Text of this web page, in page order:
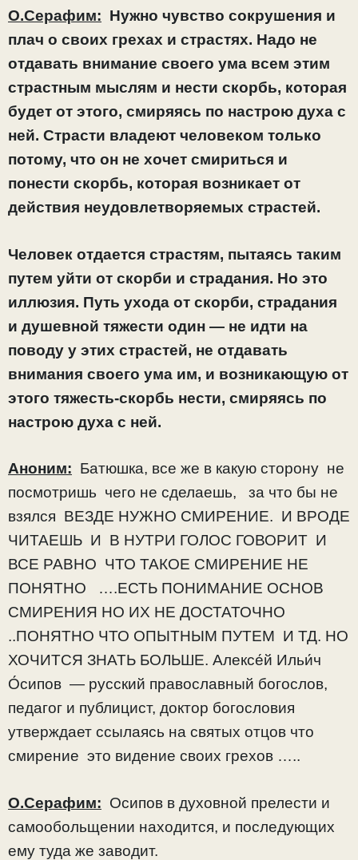
О.Серафим: Нужно чувство сокрушения и
плач о своих грехах и страстях. Надо не
отдавать внимание своего ума всем этим
страстным мыслям и нести скорбь, которая
будет от этого, смиряясь по настрою духа с
ней. Страсти владеют человеком только
потому, что он не хочет смириться и
понести скорбь, которая возникает от
действия неудовлетворяемых страстей.
Человек отдается страстям, пытаясь таким
путем уйти от скорби и страдания. Но это
иллюзия. Путь ухода от скорби, страдания
и душевной тяжести один — не идти на
поводу у этих страстей, не отдавать
внимания своего ума им, и возникающую от
этого тяжесть-скорбь нести, смиряясь по
настрою духа с ней.
Аноним: Батюшка, все же в какую сторону не
посмотришь чего не сделаешь, за что бы не
взялся ВЕЗДЕ НУЖНО СМИРЕНИЕ. И ВРОДЕ
ЧИТАЕШЬ И В НУТРИ ГОЛОС ГОВОРИТ И
ВСЕ РАВНО ЧТО ТАКОЕ СМИРЕНИЕ НЕ
ПОНЯТНО ….ЕСТЬ ПОНИМАНИЕ ОСНОВ
СМИРЕНИЯ НО ИХ НЕ ДОСТАТОЧНО
..ПОНЯТНО ЧТО ОПЫТНЫМ ПУТЕМ И ТД. НО
ХОЧИТСЯ ЗНАТЬ БОЛЬШЕ. Алексе́й Ильи́ч
О́сипов — русский православный богослов,
педагог и публицист, доктор богословия
утверждает ссылаясь на святых отцов что
смирение это видение своих грехов …..
О.Серафим: Осипов в духовной прелести и
самообольщении находится, и последующих
ему туда же заводит.